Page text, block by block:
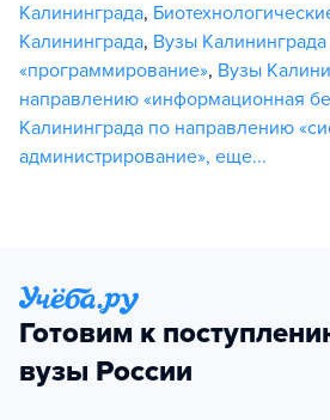
Калининграда,
Калининграда, Вузы
«программирование», Вузы
направлению «информационная
Калининграда по направлению
администрирование», еще...
Готовим к
вузы России